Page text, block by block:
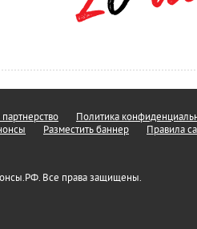
Политика
Разместить баннер Правила
Все права защищены.